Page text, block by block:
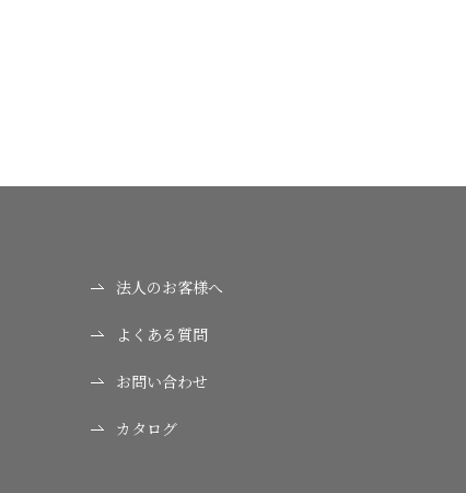
法人のお客様へ
よくある質問
お問い合わせ
カタログ